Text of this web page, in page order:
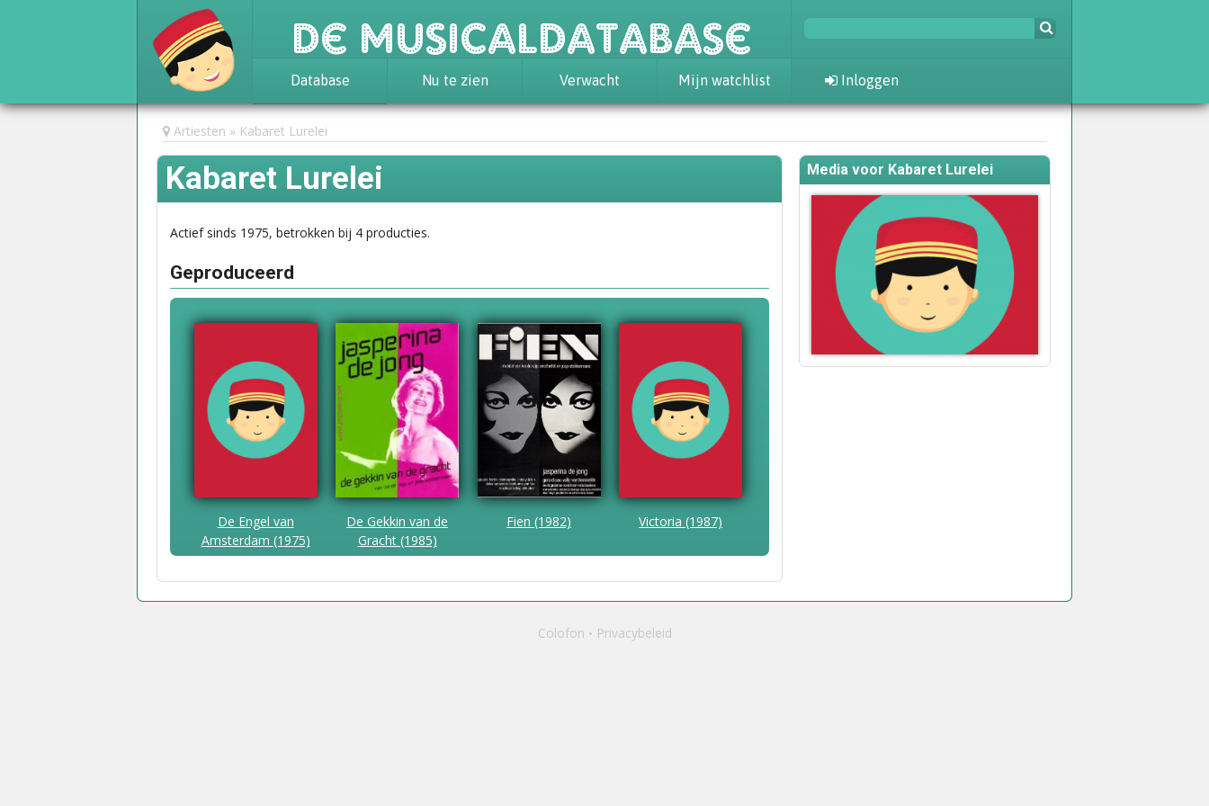
De Musicaldatabase
Database
Achtergrond
Awards
Statistieken
Nu te zien Verwacht Mijn watchlist Inloggen
Artiesten Kabaret Lurelei
Kabaret Lurelei
Actief sinds 1975, betrokken bij 4 producties.
Geproduceerd
De Engel van
Amsterdam (1975)
De Gekkin van de
Gracht (1985)
Fien (1982) Victoria (1987)
Media voor Kabaret Lurelei
Colofon Privacybeleid